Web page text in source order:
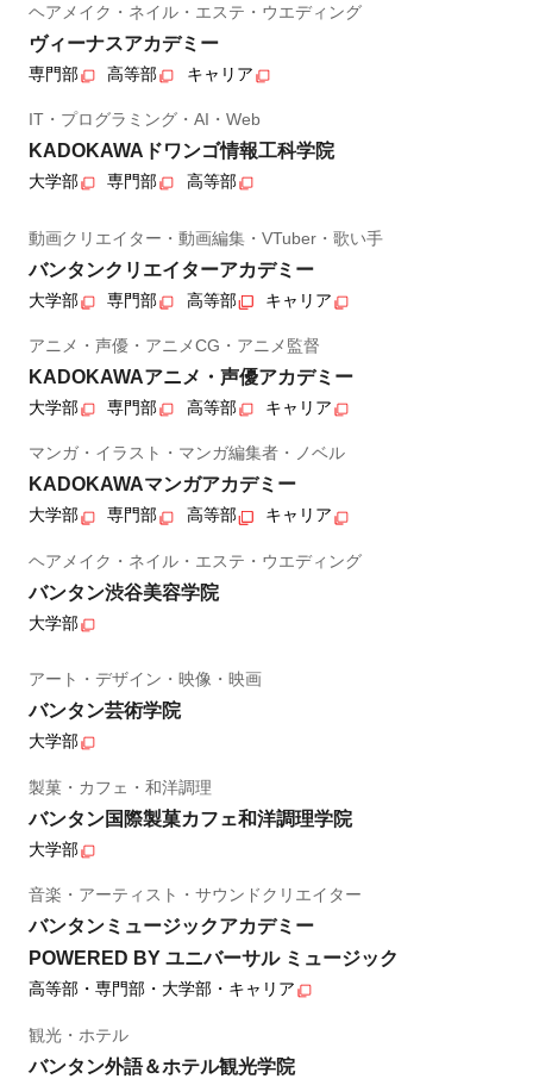
ヘアメイク・ネイル・エステ・ウエディング
ヴィーナスアカデミー
専門部 高等部 キャリア
IT・プログラミング・AI・Web
KADOKAWAドワンゴ情報工科学院
大学部 専門部 高等部
動画クリエイター・動画編集・VTuber・歌い手
バンタンクリエイターアカデミー
大学部 専門部 高等部 キャリア
アニメ・声優・アニメCG・アニメ監督
KADOKAWAアニメ・声優アカデミー
大学部 専門部 高等部 キャリア
マンガ・イラスト・マンガ編集者・ノベル
KADOKAWAマンガアカデミー
大学部 専門部 高等部 キャリア
ヘアメイク・ネイル・エステ・ウエディング
バンタン渋谷美容学院
大学部
アート・デザイン・映像・映画
バンタン芸術学院
大学部
製菓・カフェ・和洋調理
バンタン国際製菓カフェ和洋調理学院
大学部
音楽・アーティスト・サウンドクリエイター
バンタンミュージックアカデミー
POWERED BY ユニバーサル ミュージック
高等部・専門部・大学部・キャリア
観光・ホテル
バンタン外語＆ホテル観光学院